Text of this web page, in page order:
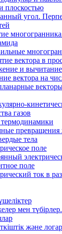
плоскостью
угол.
вектора в
и вычитание
вектора на
газов
термодинамики
превращения
тела
поле
поле
ток в
мен
және